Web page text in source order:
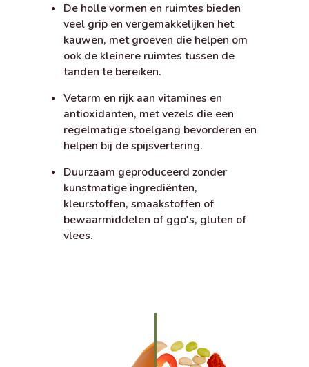
De holle vormen en ruimtes bieden
veel grip en vergemakkelijken het
kauwen, met groeven die helpen om
ook de kleinere ruimtes tussen de
tanden te bereiken.
Vetarm en rijk aan vitamines en
antioxidanten, met vezels die een
regelmatige stoelgang bevorderen en
helpen bij de spijsvertering.
Duurzaam geproduceerd zonder
kunstmatige ingrediënten,
kleurstoffen, smaakstoffen of
bewaarmiddelen of ggo's, gluten of
vlees.